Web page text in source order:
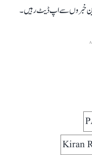
خبروں سے اپ ڈیٹ رہیں۔
Kiran